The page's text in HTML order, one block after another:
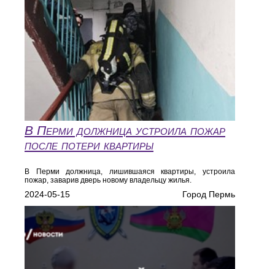
В Перми должница устроила пожар
после потери квартиры
В Перми должница, лишившаяся квартиры, устроила
пожар, заварив дверь новому владельцу жилья.
2024-05-15 Город Пермь